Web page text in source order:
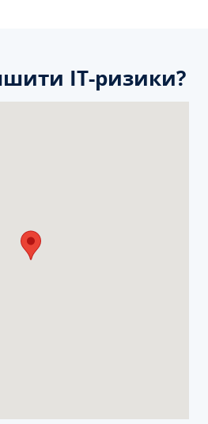
ІТ-ризики?